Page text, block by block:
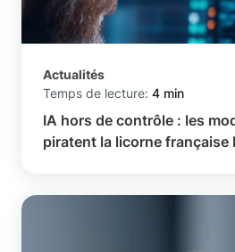
Actualités
Temps de lecture: 4 min
IA hors de contrôle : les
piratent la licorne française